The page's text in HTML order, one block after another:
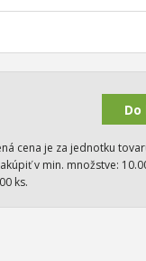
cena je za jednotku
v min. množstve:
ks.